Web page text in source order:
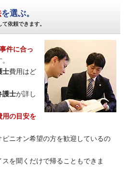
を選ぶ。
依頼できます。
事件に合っ
士費用はど
護士が詳し
用の目安を
ニオン希望の方を歓迎しているの
スを聞くだけで帰ることもできま